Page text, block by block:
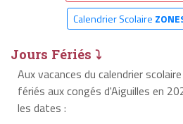
Calendrier Scolaire
Jours Fériés ⤵
Aux vacances du calendrier
fériés aux congés d'Aiguilles en
les dates :